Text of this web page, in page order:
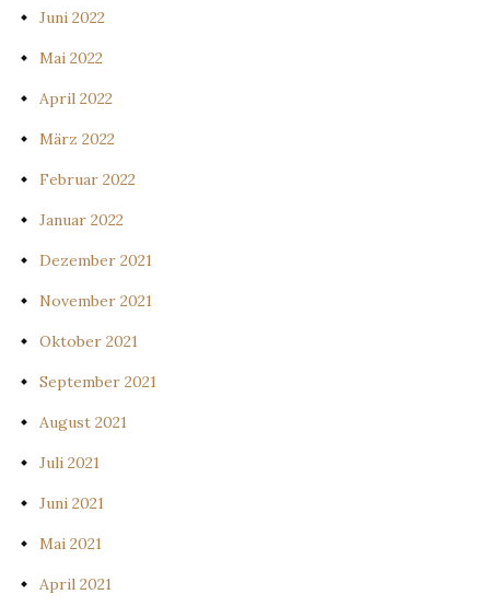
Juni 2022
Mai 2022
April 2022
März 2022
Februar 2022
Januar 2022
Dezember 2021
November 2021
Oktober 2021
September 2021
August 2021
Juli 2021
Juni 2021
Mai 2021
April 2021